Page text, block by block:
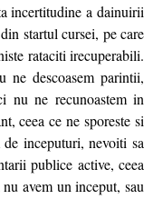
incertitudine a dainuirii
startul cursei, pe care
rataciti irecuperabili.
ne descoasem parintii,
nu ne recunoastem in
ceea ce ne sporeste si
inceputuri, nevoiti sa
publice active, ceea
avem un inceput, sau